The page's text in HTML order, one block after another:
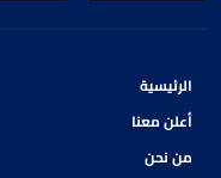
الرئيسية
أعلن معنا
من نحن